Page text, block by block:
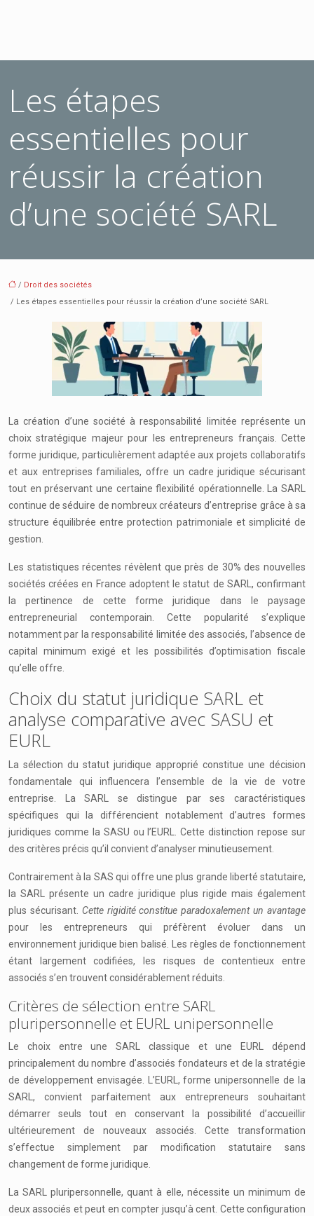
Les étapes
essentielles pour
réussir la création
d’une société SARL
/ Droit des sociétés
/ Les étapes essentielles pour réussir la création d’une société SARL
La création d’une société à responsabilité limitée représente un
choix stratégique majeur pour les entrepreneurs français. Cette
forme juridique, particulièrement adaptée aux projets collaboratifs
et aux entreprises familiales, offre un cadre juridique sécurisant
tout en préservant une certaine flexibilité opérationnelle. La SARL
continue de séduire de nombreux créateurs d’entreprise grâce à sa
structure équilibrée entre protection patrimoniale et simplicité de
gestion.
Les statistiques récentes révèlent que près de 30% des nouvelles
sociétés créées en France adoptent le statut de SARL, confirmant
la pertinence de cette forme juridique dans le paysage
entrepreneurial contemporain. Cette popularité s’explique
notamment par la responsabilité limitée des associés, l’absence de
capital minimum exigé et les possibilités d’optimisation fiscale
qu’elle offre.
Choix du statut juridique SARL et
analyse comparative avec SASU et
EURL
La sélection du statut juridique approprié constitue une décision
fondamentale qui influencera l’ensemble de la vie de votre
entreprise. La SARL se distingue par ses caractéristiques
spécifiques qui la différencient notablement d’autres formes
juridiques comme la SASU ou l’EURL. Cette distinction repose sur
des critères précis qu’il convient d’analyser minutieusement.
Contrairement à la SAS qui offre une plus grande liberté statutaire,
la SARL présente un cadre juridique plus rigide mais également
plus sécurisant. Cette rigidité constitue paradoxalement un avantage
pour les entrepreneurs qui préfèrent évoluer dans un
environnement juridique bien balisé. Les règles de fonctionnement
étant largement codifiées, les risques de contentieux entre
associés s’en trouvent considérablement réduits.
Critères de sélection entre SARL
pluripersonnelle et EURL unipersonnelle
Le choix entre une SARL classique et une EURL dépend
principalement du nombre d’associés fondateurs et de la stratégie
de développement envisagée. L’EURL, forme unipersonnelle de la
SARL, convient parfaitement aux entrepreneurs souhaitant
démarrer seuls tout en conservant la possibilité d’accueillir
ultérieurement de nouveaux associés. Cette transformation
s’effectue simplement par modification statutaire sans
changement de forme juridique.
La SARL pluripersonnelle, quant à elle, nécessite un minimum de
deux associés et peut en compter jusqu’à cent. Cette configuration